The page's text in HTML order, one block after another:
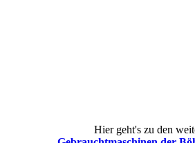
Hier geht's zu den